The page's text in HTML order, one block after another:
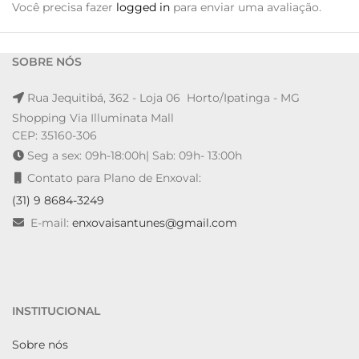
Você precisa fazer logged in para enviar uma avaliação.
SOBRE NÓS
Rua Jequitibá, 362 - Loja 06 Horto/Ipatinga - MG
Shopping Via Illuminata Mall
CEP: 35160-306
Seg a sex: 09h-18:00h| Sab: 09h- 13:00h
Contato para Plano de Enxoval:
(31) 9 8684-3249
E-mail: enxovaisantunes@gmail.com
INSTITUCIONAL
Sobre nós